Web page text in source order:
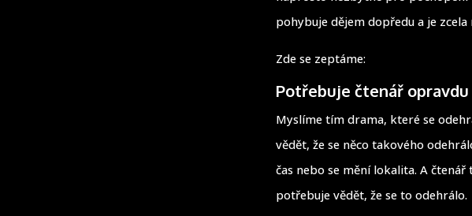
pohybuje dějem dopředu a je zcela
Zde se zeptáme:
Potřebuje čtenář
Myslíme tím drama, které se
vědět, že se něco takového
čas nebo se mění lokalita. A
potřebuje vědět, že se to odehrálo.